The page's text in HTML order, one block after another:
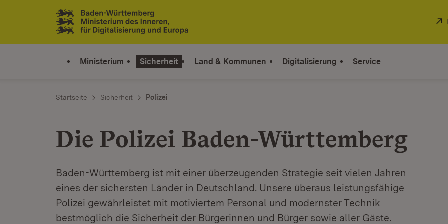
Zum Inhalt springen
Link zur Startseite
Ministerium Sicherheit Land & Kommunen Digitalisierung Service
Startseite Sicherheit Polizei
Die Polizei Baden-Württemberg
Baden-Württemberg ist mit einer überzeugenden Strategie seit vielen Jahren
eines der sichersten Länder in Deutschland. Unsere überaus leistungsfähige
Polizei gewährleistet mit motiviertem Personal und modernster Technik
bestmöglich die Sicherheit der Bürgerinnen und Bürger sowie aller Gäste.